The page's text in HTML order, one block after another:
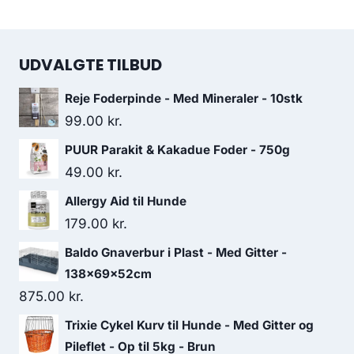
UDVALGTE TILBUD
Reje Foderpinde - Med Mineraler - 10stk
99.00 kr.
PUUR Parakit & Kakadue Foder - 750g
49.00 kr.
Allergy Aid til Hunde
179.00 kr.
Baldo Gnaverbur i Plast - Med Gitter -
138x69x52cm
875.00 kr.
Trixie Cykel Kurv til Hunde - Med Gitter og
Pileflet - Op til 5kg - Brun